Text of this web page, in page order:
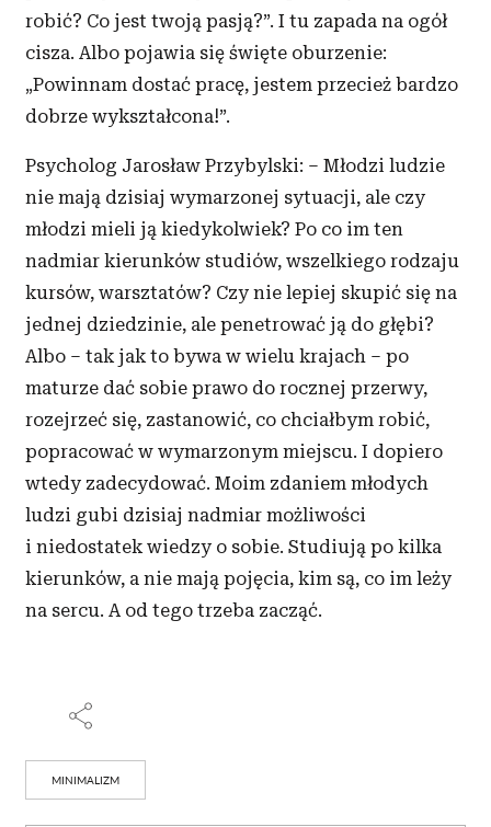
robić? Co jest twoją pasją?”. I tu zapada na ogół
cisza. Albo pojawia się święte oburzenie:
„Powinnam dostać pracę, jestem przecież bardzo
dobrze wykształcona!”.
Psycholog Jarosław Przybylski: – Młodzi ludzie
nie mają dzisiaj wymarzonej sytuacji, ale czy
młodzi mieli ją kiedykolwiek? Po co im ten
nadmiar kierunków studiów, wszelkiego rodzaju
kursów, warsztatów? Czy nie lepiej skupić się na
jednej dziedzinie, ale penetrować ją do głębi?
Albo – tak jak to bywa w wielu krajach – po
maturze dać sobie prawo do rocznej przerwy,
rozejrzeć się, zastanowić, co chciałbym robić,
popracować w wymarzonym miejscu. I dopiero
wtedy zadecydować. Moim zdaniem młodych
ludzi gubi dzisiaj nadmiar możliwości
i niedostatek wiedzy o sobie. Studiują po kilka
kierunków, a nie mają pojęcia, kim są, co im leży
na sercu. A od tego trzeba zacząć.
MINIMALIZM